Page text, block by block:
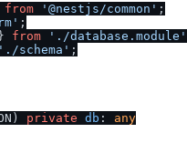
from '@nestjs /common'
from '. /database.module'
'. /schema' ;
private db : any